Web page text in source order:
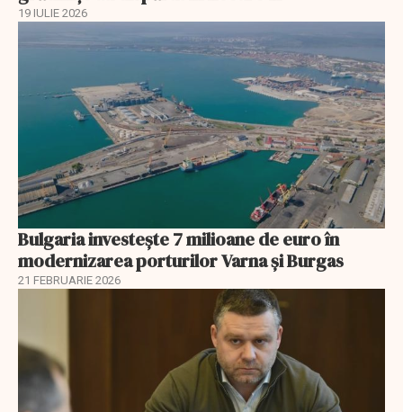
19 IULIE 2026
Bulgaria investește 7 milioane de euro în
modernizarea porturilor Varna și Burgas
21 FEBRUARIE 2026